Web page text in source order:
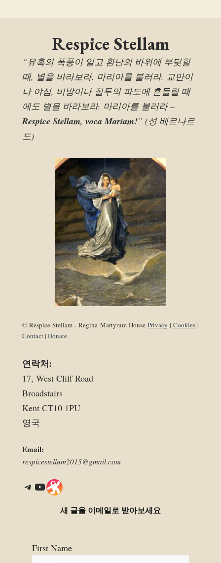
Respice Stellam
“유혹의 폭풍이 일고 환난의 바위에 부딪힐
때, 별을 바라보라. 마리아를 불러라. 교만이
나 야심, 비방이나 질투의 파도에 흔들릴 때
에도 별을 바라보라. 마리아를 불러라 –
Respice Stellam, voca Mariam!” (성 베르나르
도)
© Respice Stellam - Regina Martyrum House Privacy | Cookies|
Contact| Donate
연락처:
17, West Cliff Road
Broadstairs
Kent CT10 1PU
영국
Email:
respicestellam2015@gmail.com
Telegram YouTube Link
새 글을 이메일로 받아보세요
First Name